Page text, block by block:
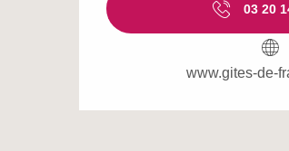
03 20
www.gites-de-